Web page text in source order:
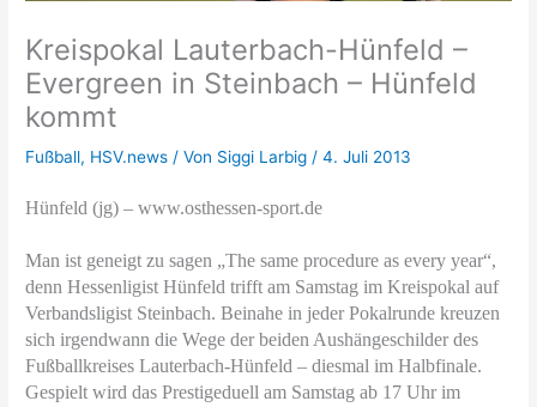
Kreispokal Lauterbach-Hünfeld –
Evergreen in Steinbach – Hünfeld
kommt
Fußball, HSV.news / Von Siggi Larbig/4. Juli 2013
Hünfeld (jg) – www.osthessen-sport.de
Man ist geneigt zu sagen „The same procedure as every year“,
denn Hessenligist Hünfeld trifft am Samstag im Kreispokal auf
Verbandsligist Steinbach. Beinahe in jeder Pokalrunde kreuzen
sich irgendwann die Wege der beiden Aushängeschilder des
Fußballkreises Lauterbach-Hünfeld – diesmal im Halbfinale.
Gespielt wird das Prestigeduell am Samstag ab 17 Uhr im